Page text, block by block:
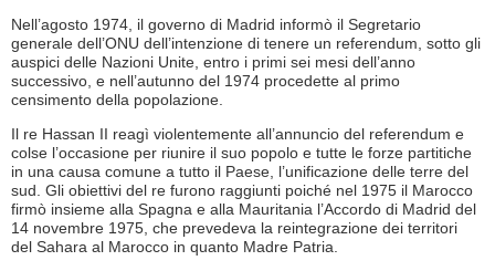
Nell’agosto 1974, il governo di Madrid informò il Segretario
generale dell’ONU dell’intenzione di tenere un referendum, sotto gli
auspici delle Nazioni Unite, entro i primi sei mesi dell’anno
successivo, e nell’autunno del 1974 procedette al primo
censimento della popolazione.
Il re Hassan II reagì violentemente all’annuncio del referendum e
colse l’occasione per riunire il suo popolo e tutte le forze partitiche
in una causa comune a tutto il Paese, l’unificazione delle terre del
sud. Gli obiettivi del re furono raggiunti poiché nel 1975 il Marocco
firmò insieme alla Spagna e alla Mauritania l’Accordo di Madrid del
14 novembre 1975, che prevedeva la reintegrazione dei territori
del Sahara al Marocco in quanto Madre Patria.